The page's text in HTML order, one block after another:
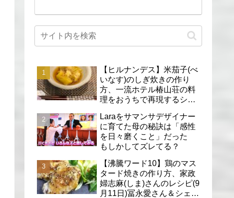
【ヒルナンデス】米茄子(べ
いなす)のしぎ炊きの作り
方、一流ホテル椿山荘の料
理をおうちで再現するシェ
Laraをサマンサデザイナー
に育てた母の秘訣は「感性
を日々磨くこと」だった
もしかしてズレてる？
【沸騰ワード10】鶏のマス
タード焼きの作り方、家政
婦志麻(しま)さんのレシピ(9
月11日)冨永愛さん＆シェリ